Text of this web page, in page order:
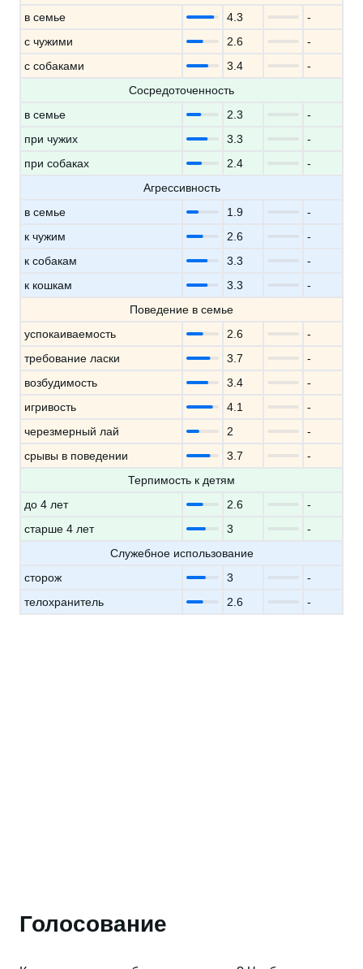
в семье
4.3
-
с чужими
2.6
-
с собаками
3.4
-
Сосредоточенность
в семье
2.3
-
при чужих
3.3
-
при собаках
2.4
-
Агрессивность
в семье
1.9
-
к чужим
2.6
-
к собакам
3.3
-
к кошкам
3.3
-
Поведение в семье
успокаиваемость
2.6
-
требование ласки
3.7
-
возбудимость
3.4
-
игривость
4.1
-
черезмерный лай
2
-
срывы в поведении
3.7
-
Терпимость к детям
до 4 лет
2.6
-
старше 4 лет
3
-
Служебное использование
сторож
3
-
телохранитель
2.6 -
Голосование